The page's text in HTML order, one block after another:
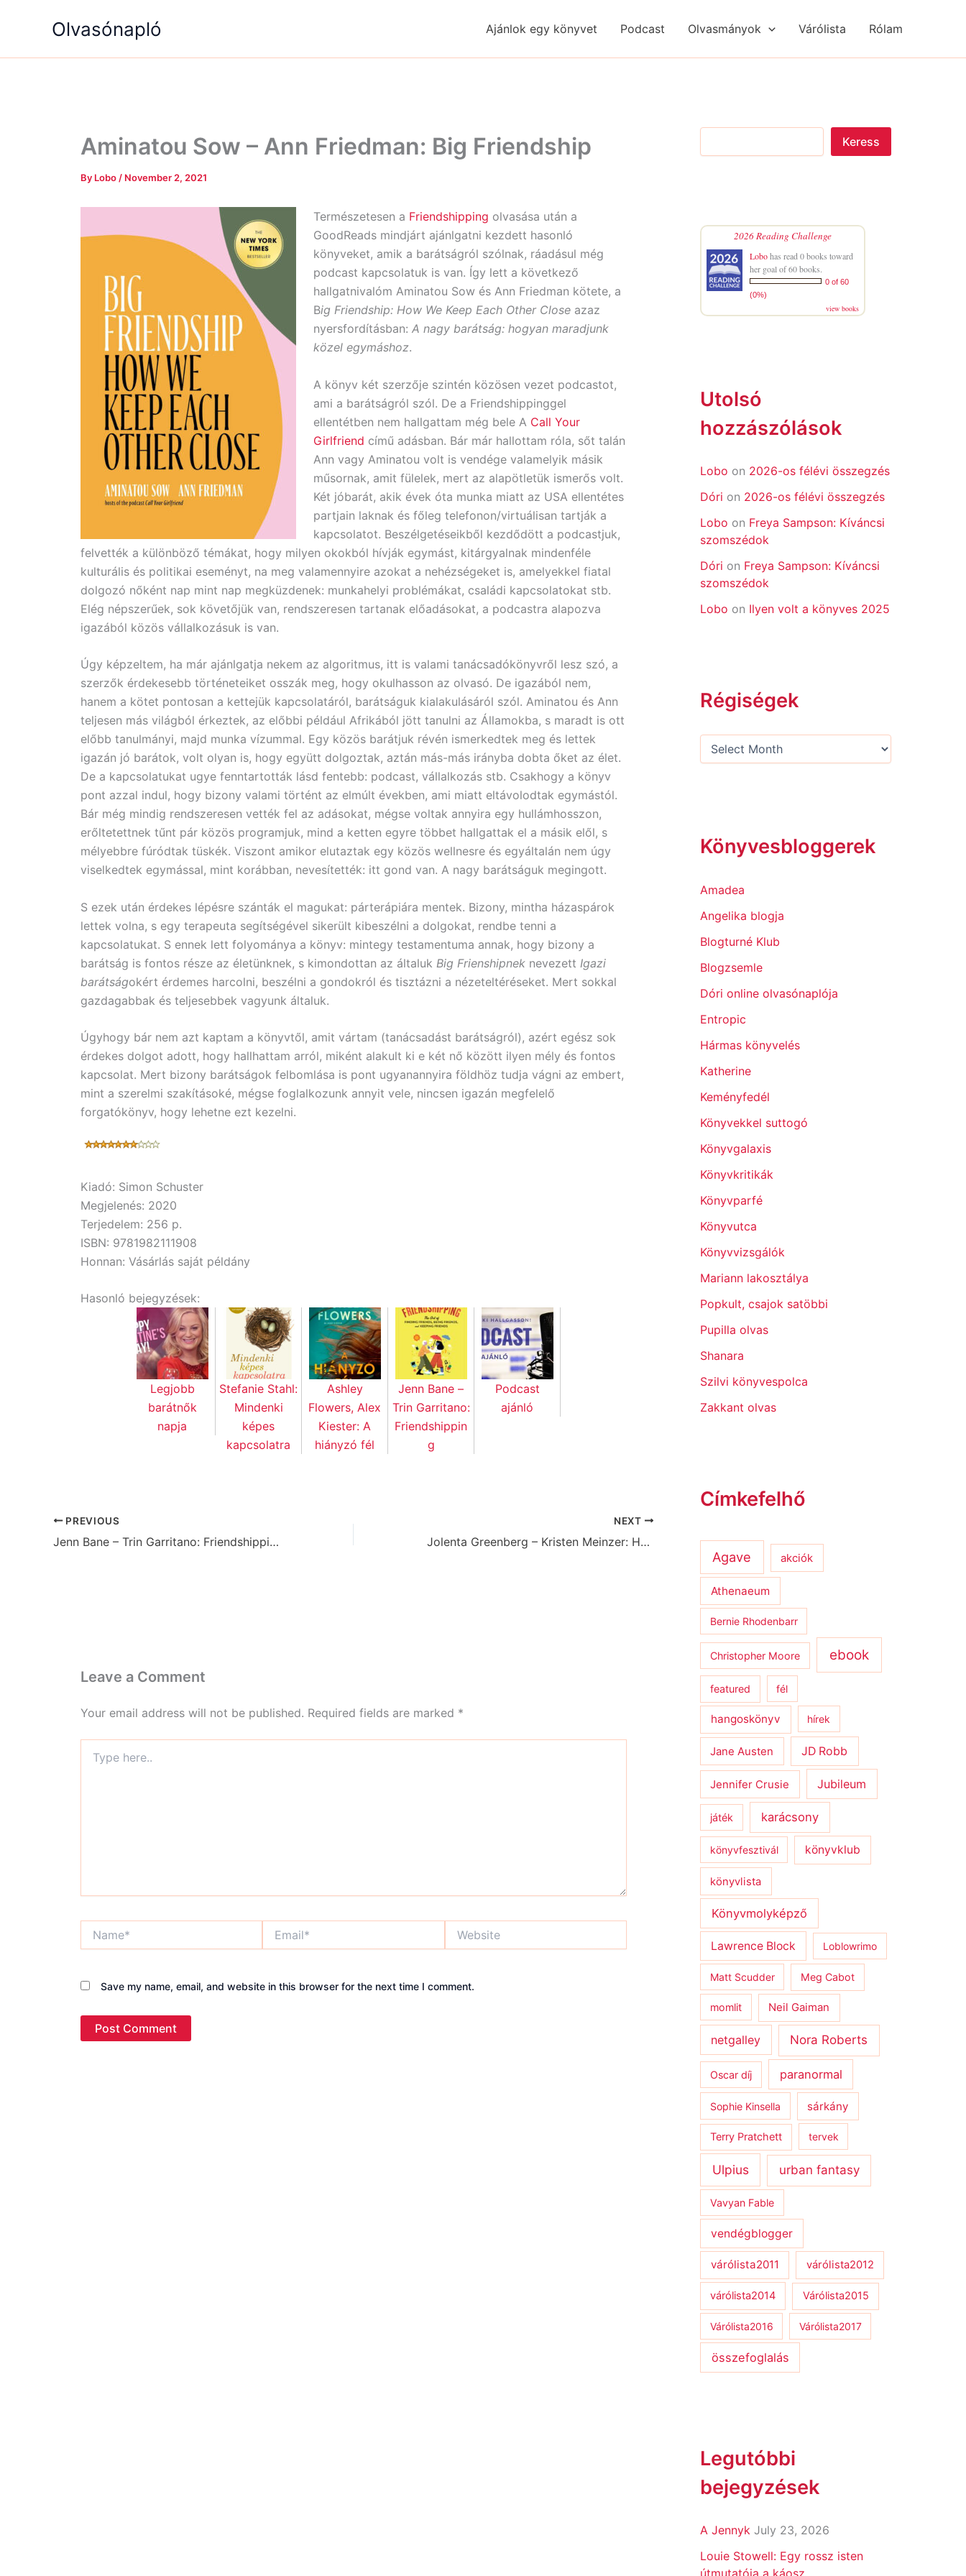
Olvasónapló Ajánlok egy könyvet Podcast Olvasmányok Várólista Rólam
Aminatou Sow – Ann Friedman: Big Friendship
By Lobo / November 2, 2021
Természetesen a Friendshipping olvasása után a
GoodReads mindjárt ajánlgatni kezdett hasonló
könyveket, amik a barátságról szólnak, ráadásul még
podcast kapcsolatuk is van. Így lett a következő
hallgatnivalóm Aminatou Sow és Ann Friedman kötete, a
Big Friendship: How We Keep Each Other Close azaz
nyersfordításban: A nagy barátság: hogyan maradjunk
közel egymáshoz.
A könyv két szerzője szintén közösen vezet podcastot,
ami a barátságról szól. De a Friendshippinggel
ellentétben nem hallgattam még bele A Call Your
Girlfriend című adásban. Bár már hallottam róla, sőt talán
Ann vagy Aminatou volt is vendége valamelyik másik
műsornak, amit fülelek, mert az alapötletük ismerős volt.
Két jóbarát, akik évek óta munka miatt az USA ellentétes
partjain laknak és főleg telefonon/virtuálisan tartják a
kapcsolatot. Beszélgetéseikből kezdődött a podcastjuk,
felvették a különböző témákat, hogy milyen okokból hívják egymást, kitárgyalnak mindenféle
kulturális és politikai eseményt, na meg valamennyire azokat a nehézségeket is, amelyekkel fiatal
dolgozó nőként nap mint nap megküzdenek: munkahelyi problémákat, családi kapcsolatokat stb.
Elég népszerűek, sok követőjük van, rendszeresen tartanak előadásokat, a podcastra alapozva
igazából közös vállalkozásuk is van.
Úgy képzeltem, ha már ajánlgatja nekem az algoritmus, itt is valami tanácsadókönyvről lesz szó, a
szerzők érdekesebb történeteiket osszák meg, hogy okulhasson az olvasó. De igazából nem,
hanem a kötet pontosan a kettejük kapcsolatáról, barátságuk kialakulásáról szól. Aminatou és Ann
teljesen más világból érkeztek, az előbbi például Afrikából jött tanulni az Államokba, s maradt is ott
előbb tanulmányi, majd munka vízummal. Egy közös barátjuk révén ismerkedtek meg és lettek
igazán jó barátok, volt olyan is, hogy együtt dolgoztak, aztán más-más irányba dobta őket az élet.
De a kapcsolatukat ugye fenntartották lásd fentebb: podcast, vállalkozás stb. Csakhogy a könyv
pont azzal indul, hogy bizony valami történt az elmúlt években, ami miatt eltávolodtak egymástól.
Bár még mindig rendszeresen vették fel az adásokat, mégse voltak annyira egy hullámhosszon,
erőltetettnek tűnt pár közös programjuk, mind a ketten egyre többet hallgattak el a másik elől, s
mélyebbre fúródtak tüskék. Viszont amikor elutaztak egy közös wellnesre és egyáltalán nem úgy
viselkedtek egymással, mint korábban, nevesítették: itt gond van. A nagy barátságuk megingott.
S ezek után érdekes lépésre szánták el magukat: párterápiára mentek. Bizony, mintha házaspárok
lettek volna, s egy terapeuta segítségével sikerült kibeszélni a dolgokat, rendbe tenni a
kapcsolatukat. S ennek lett folyománya a könyv: mintegy testamentuma annak, hogy bizony a
barátság is fontos része az életünknek, s kimondottan az általuk Big Frienshipnek nevezett Igazi
barátságokért érdemes harcolni, beszélni a gondokról és tisztázni a nézeteltéréseket. Mert sokkal
gazdagabbak és teljesebbek vagyunk általuk.
Úgyhogy bár nem azt kaptam a könyvtől, amit vártam (tanácsadást barátságról), azért egész sok
érdekes dolgot adott, hogy hallhattam arról, miként alakult ki e két nő között ilyen mély és fontos
kapcsolat. Mert bizony barátságok felbomlása is pont ugyanannyira földhöz tudja vágni az embert,
mint a szerelmi szakításoké, mégse foglalkozunk annyit vele, nincsen igazán megfelelő
forgatókönyv, hogy lehetne ezt kezelni.
Kiadó: Simon Schuster
Megjelenés: 2020
Terjedelem: 256 p.
ISBN: 9781982111908
Honnan: Vásárlás saját példány
Hasonló bejegyzések:
Legjobb
barátnők
napja
Stefanie Stahl:
Mindenki
képes
kapcsolatra
Ashley
Flowers, Alex
Kiester: A
hiányzó fél
Jenn Bane –
Trin Garritano:
Friendshippin
g
Podcast
ajánló
PREVIOUS
Jenn Bane – Trin Garritano: Friendshipping
NEXT
Jolenta Greenberg – Kristen Meinzer: How to be Fine
Leave a Comment
Your email address will not be published. Required fields are marked *
here..
Save my name, email, and website in this browser for the next time I comment.
a
Keress
2026 Reading Challenge
Lobohas read 0 books toward
her goal of 60 books.
0 of 60
(0%)
view books
Utolsó
hozzászólások
Lobo on 2026-os félévi összegzés
Dóri on 2026-os félévi összegzés
Lobo on Freya Sampson: Kíváncsi
szomszédok
Dóri on Freya Sampson: Kíváncsi
szomszédok
Lobo on Ilyen volt a könyves 2025
Régiségek
g
Könyvesbloggerek
Amadea
Angelika blogja
Blogturné Klub
Blogzsemle
Dóri online olvasónaplója
Entropic
Hármas könyvelés
Katherine
Keményfedél
Könyvekkel suttogó
Könyvgalaxis
Könyvkritikák
Könyvparfé
Könyvutca
Könyvvizsgálók
Mariann lakosztálya
Popkult, csajok satöbbi
Pupilla olvas
Shanara
Szilvi könyvespolca
Zakkant olvas
Címkefelhő
Agave akciók
Athenaeum
Bernie Rhodenbarr
Christopher Moore ebook
featured fél
hangoskönyv hírek
Jane Austen JD Robb
Jennifer Crusie Jubileum
játék karácsony
könyvfesztivál könyvklub
könyvlista
Könyvmolyképző
Lawrence Block Loblowrimo
Matt Scudder Meg Cabot
momlit Neil Gaiman
netgalley Nora Roberts
Oscar díj paranormal
Sophie Kinsella sárkány
Terry Pratchett tervek
Ulpius urban fantasy
Vavyan Fable
vendégblogger
várólista2011 várólista2012
várólista2014 Várólista2015
Várólista2016 Várólista2017
összefoglalás
Legutóbbi
bejegyzések
A Jennyk July 23, 2026
Louie Stowell: Egy ​rossz isten
g